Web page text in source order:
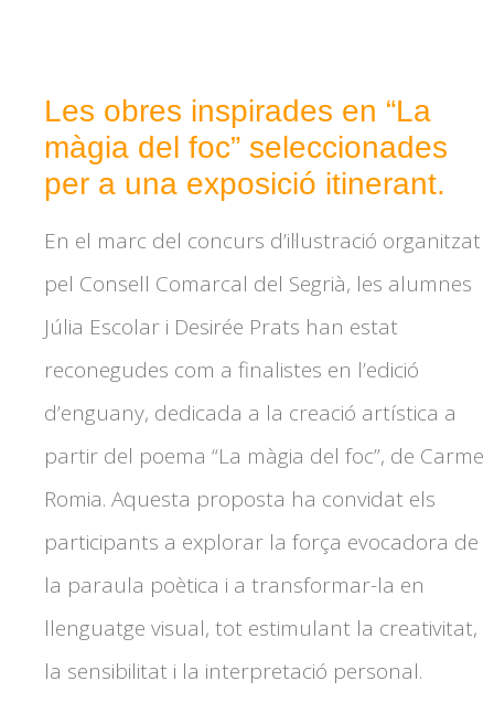
Les obres inspirades en “La
màgia del foc” seleccionades
per a una exposició itinerant.
En el marc del concurs d’il·lustració organitzat
pel Consell Comarcal del Segrià, les alumnes
Júlia Escolar i Desirée Prats han estat
reconegudes com a finalistes en l’edició
d’enguany, dedicada a la creació artística a
partir del poema “La màgia del foc”, de Carme
Romia. Aquesta proposta ha convidat els
participants a explorar la força evocadora de
la paraula poètica i a transformar-la en
llenguatge visual, tot estimulant la creativitat,
la sensibilitat i la interpretació personal.